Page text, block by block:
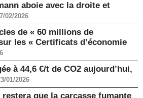
aboie avec la droite et
02/2026
de « 60 millions de
les « Certificats d’économie
à 44,6 €/t de CO2 aujourd’hui,
01/2026
que la carcasse fumante